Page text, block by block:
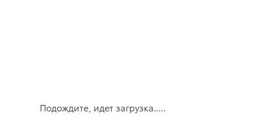
Подождите, идет загрузка.....